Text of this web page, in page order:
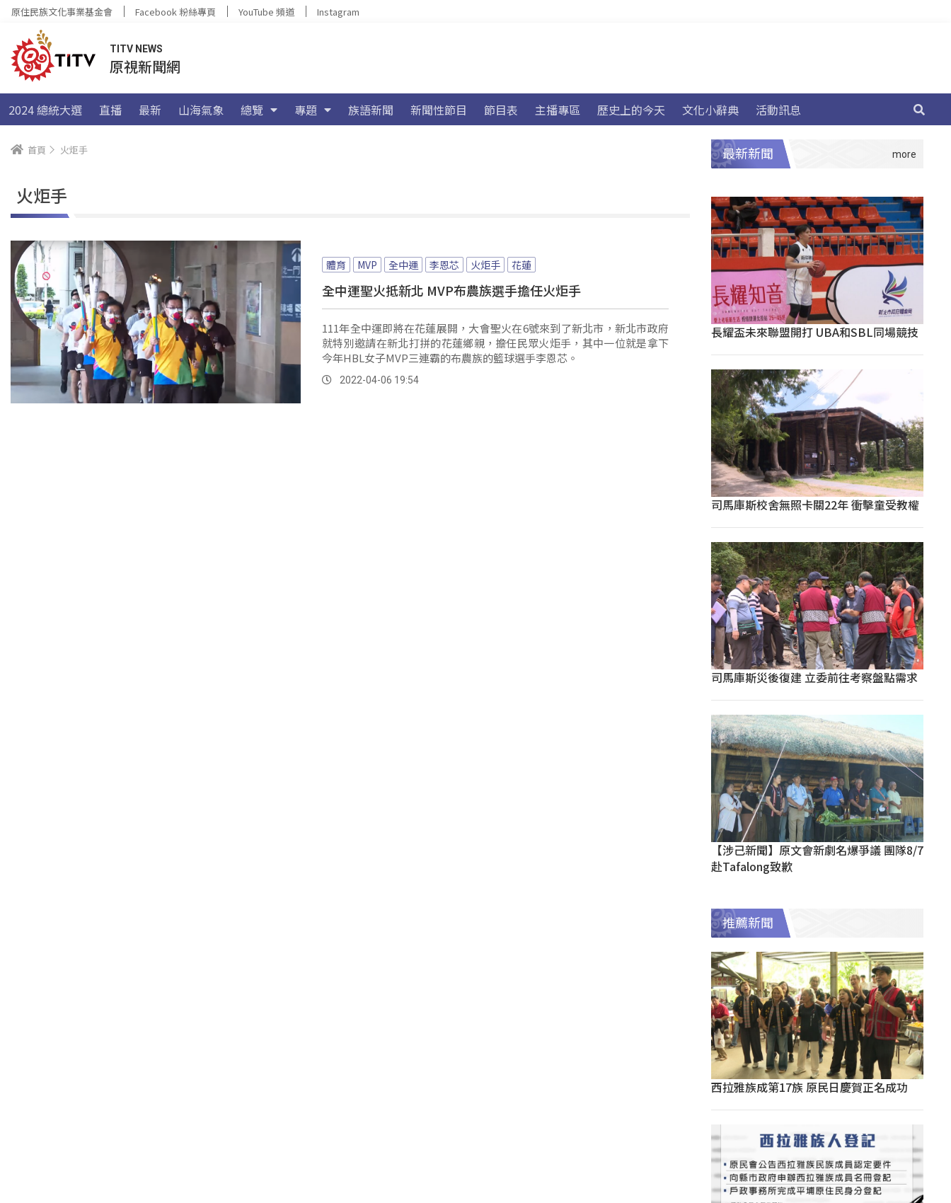
原住民族文化事業基金會 Facebook 粉絲專頁 YouTube 頻道 Instagram
TITV NEWS
原視新聞網
2024 總統大選 直播 最新 山海氣象 總覽 專題 族語新聞 新聞性節目 節目表 主播專區 歷史上的今天 文化小辭典 活動訊息
首頁 火炬手
火炬手
體育 MVP 全中運 李恩芯 火炬手 花蓮
全中運聖火抵新北 MVP布農族選手擔任火炬手
111年全中運即將在花蓮展開，大會聖火在6號來到了新北市，新北市政府
就特別邀請在新北打拼的花蓮鄉親，擔任民眾火炬手，其中一位就是拿下
今年HBL女子MVP三連霸的布農族的籃球選手李恩芯。
2022-04-06 19:54
最新新聞
長耀盃未來聯盟開打 UBA和SBL同場競技
司馬庫斯校舍無照卡關22年 衝擊童受教權
司馬庫斯災後復建 立委前往考察盤點需求
【涉己新聞】原文會新劇名爆爭議 團隊8/7
赴Tafalong致歉
推薦新聞
西拉雅族成第17族 原民日慶賀正名成功